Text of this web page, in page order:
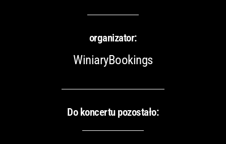
organizator:
WiniaryBookings
Do koncertu pozostało: